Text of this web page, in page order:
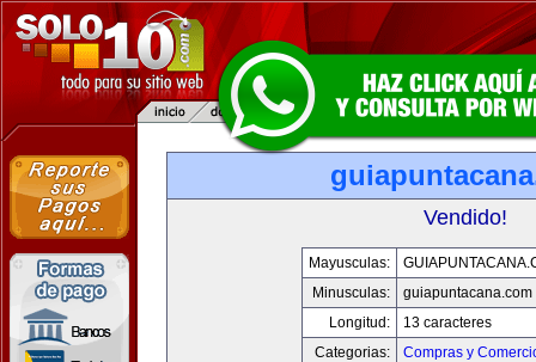
Vendido!
Mayusculas:
Minusculas:
guiapuntacana.com
Longitud:
13 caracteres
Categorias:
Compras y